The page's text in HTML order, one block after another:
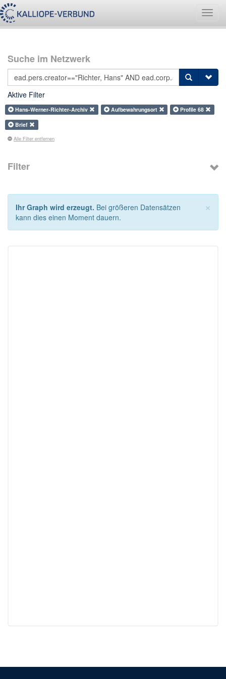
Suche im Netzwerk
Aktive Filter
Hans-Werner-Richter-Archiv Aufbewahrungsort
Profile 68
Brief
Alle Filter entfernen
Filter
×
Ihr Graph wird erzeugt. Bei größeren Datensätzen
kann dies einen Moment dauern.